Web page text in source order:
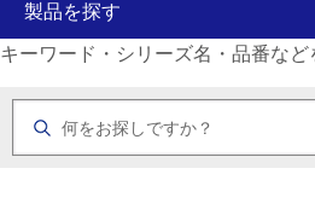
製品を探す
キーワード・シリーズ名・品番な